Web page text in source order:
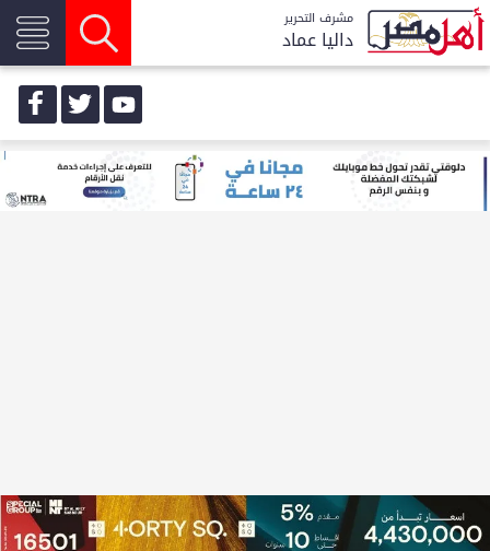
مشرف التحرير
داليا عماد